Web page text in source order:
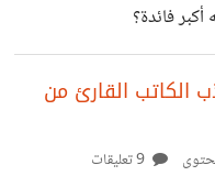
فائدة؟
الكاتب القارئ من